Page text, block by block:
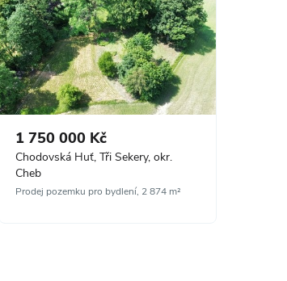
1 750 000 Kč
Chodovská Huť, Tři Sekery, okr.
Cheb
Prodej pozemku pro bydlení, 2 874 m²